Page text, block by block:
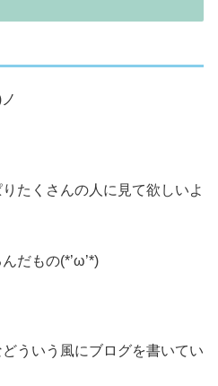
たくさんの人に見て欲しいよ
だもの(*’ω’*)
ういう風にブログを書いてい